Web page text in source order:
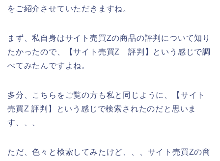
をご紹介させていただきますね。
まず、私自身はサイト売買Zの商品の評判について知り
たかったので、【サイト売買Z 評判】という感じで調
べてみたんですよね。
多分、こちらをご覧の方も私と同じように、【サイト
売買Z 評判】という感じで検索されたのだと思いま
す、、、
ただ、色々と検索してみたけど、、、サイト売買Zの商